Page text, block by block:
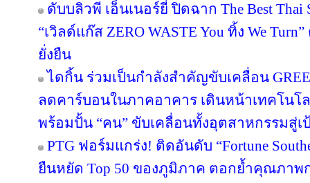
ดับบลิวพี เอ็นเนอร์ยี่ ปิดฉาก The Best Thai
“เวิลด์แก๊ส ZERO WASTE You ทิ้ง We
ยั่งยืน
ไดกิ้น ร่วมเป็นกำลังสำคัญขับเคลื่อน
ลดคาร์บอนในภาคอาคาร เดินหน้าเทคโนโ
พร้อมปั้น “คน” ขับเคลื่อนทั้งอุตสาหกรรมสู่
PTG ฟอร์มแกร่ง! ติดอันดับ “Fortune
ยืนหยัด Top 50 ของภูมิภาค ตอกย้ำคุณภาพ